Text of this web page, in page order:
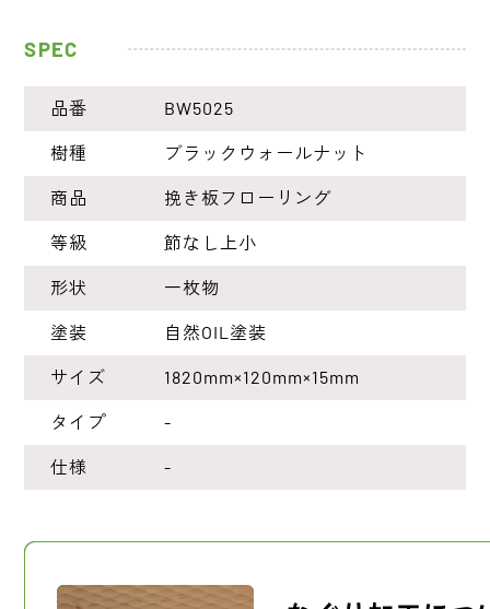
SPEC
品番 BW5025
樹種 ブラックウォールナット
商品 挽き板フローリング
等級 節なし上小
形状 一枚物
塗装 自然OIL塗装
サイズ 1820mm×120mm×15mm
タイプ -
仕様 -